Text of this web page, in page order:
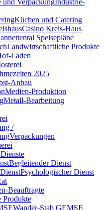
und VerpackungIndustrie-
Küchen und Catering
Casino Kreis-Haus
Speisepläne
Landwirtschaftliche Produkte
Laden
2025
Anbau
Medien-Produktion
Metall-Bearbeitung
/
Verpackungen
Begleitender Dienst
Psychologischer Dienst
Beauftragte
Produkte
Wander-Stab GEMSE